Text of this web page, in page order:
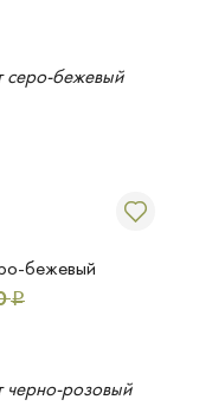
бежевый
Р